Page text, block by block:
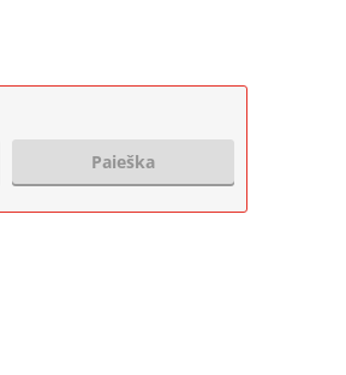
Paieška